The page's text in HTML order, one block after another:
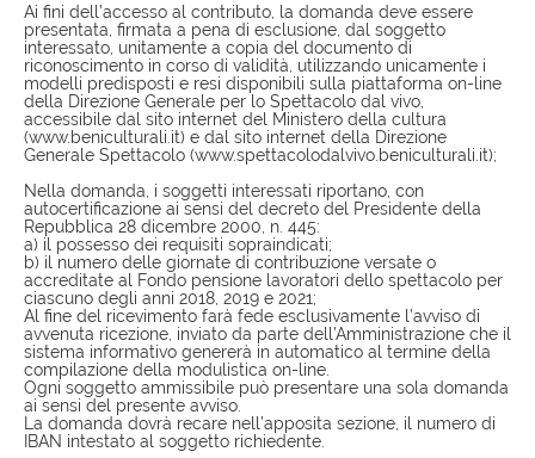
Ai fini dell’accesso al contributo, la domanda deve essere
presentata, firmata a pena di esclusione, dal soggetto
interessato, unitamente a copia del documento di
riconoscimento in corso di validità, utilizzando unicamente i
modelli predisposti e resi disponibili sulla piattaforma on-line
della Direzione Generale per lo Spettacolo dal vivo,
accessibile dal sito internet del Ministero della cultura
(www.beniculturali.it) e dal sito internet della Direzione
Generale Spettacolo (www.spettacolodalvivo.beniculturali.it);
Nella domanda, i soggetti interessati riportano, con
autocertificazione ai sensi del decreto del Presidente della
Repubblica 28 dicembre 2000, n. 445:
a) il possesso dei requisiti sopraindicati;
b) il numero delle giornate di contribuzione versate o
accreditate al Fondo pensione lavoratori dello spettacolo per
ciascuno degli anni 2018, 2019 e 2021;
Al fine del ricevimento farà fede esclusivamente l’avviso di
avvenuta ricezione, inviato da parte dell’Amministrazione che il
sistema informativo genererà in automatico al termine della
compilazione della modulistica on-line.
Ogni soggetto ammissibile può presentare una sola domanda
ai sensi del presente avviso.
La domanda dovrà recare nell’apposita sezione, il numero di
IBAN intestato al soggetto richiedente.